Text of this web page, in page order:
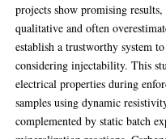
projects show promising
qualitative and often
establish a trustworthy system
considering injectability. This
electrical properties during
samples using dynamic
complemented by static batch